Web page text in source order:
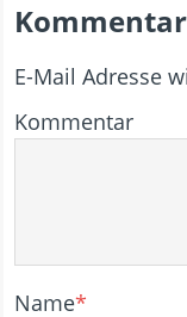
E-Mail Adresse
Kommentar
Name*